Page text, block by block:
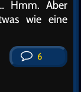
Hmm. Aber
wie eine
6